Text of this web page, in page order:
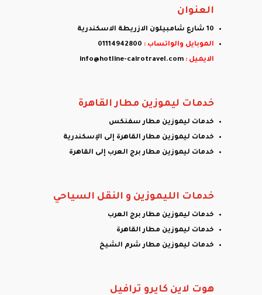
العنوان
10 شارع شامبيلون الازريطة الاسكندرية
الموبايل والواتساب : 01114942800
الايميل :info@hotline-cairotravel.com
خدمات ليموزين مطار القاهرة
خدمات ليموزين مطار سفنكس
خدمات ليموزين مطار القاهرة إلى الإسكندرية
خدمات ليموزين مطار برج العرب إلى القاهرة
خدمات الليموزين و النقل السياحي
خدمات ليموزين مطار برج العرب
خدمات ليموزين مطار القاهرة
خدمات ليموزين مطار شرم الشيخ
هوت لاين كايرو ترافيل